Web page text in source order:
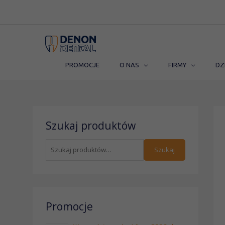
PROMOCJE O NAS FIRMY
Szukaj produktów
z
Szukaj
Promocje